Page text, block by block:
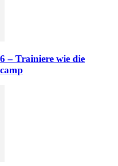
– Trainiere wie die